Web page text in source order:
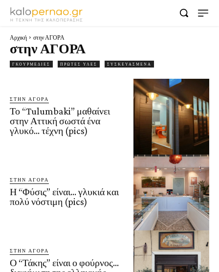
Αρχική στην ΑΓΟΡΑ
στην ΑΓΟΡΑ
ΓΚΟΥΡΜΕΔΙΈΣ ΠΡΏΤΕΣ ΎΛΕΣ ΣΥΣΚΕΥΑΣΜΈΝΑ
ΣΤΗΝ ΑΓΟΡΑ
Το “Tulumbaki” μαθαίνει
στην Αττική σωστά ένα
γλυκό… τέχνη (pics)
ΣΤΗΝ ΑΓΟΡΑ
Η “Φύσις” είναι… γλυκιά και
πολύ νόστιμη (pics)
ΣΤΗΝ ΑΓΟΡΑ
Ο “Τάκης” είναι ο φούρνος…